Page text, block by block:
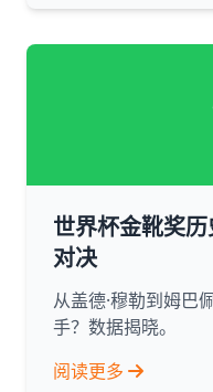
世界杯金靴奖
对决
从盖德·穆勒到姆巴
手？数据揭晓。
阅读更多